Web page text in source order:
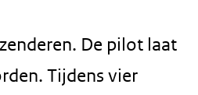
De pilot laat
Tijdens vier